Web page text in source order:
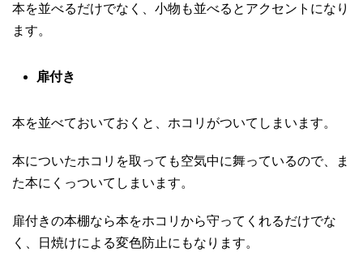
本を並べるだけでなく、小物も並べるとアクセントになり
ます。
扉付き
本を並べておいておくと、ホコリがついてしまいます。
本についたホコリを取っても空気中に舞っているので、ま
た本にくっついてしまいます。
扉付きの本棚なら本をホコリから守ってくれるだけでな
く、日焼けによる変色防止にもなります。